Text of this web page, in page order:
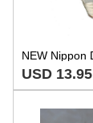
USD 13.95